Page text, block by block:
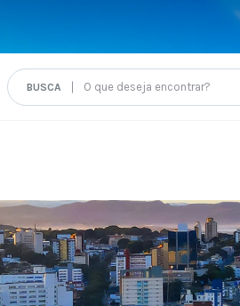
O que deseja encontrar?